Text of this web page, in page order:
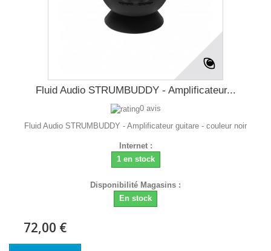
Fluid Audio STRUMBUDDY - Amplificateur...
0 avis
Fluid Audio STRUMBUDDY - Amplificateur guitare - couleur noir
Internet :
1 en stock
Disponibilité Magasins :
En stock
72,00 €